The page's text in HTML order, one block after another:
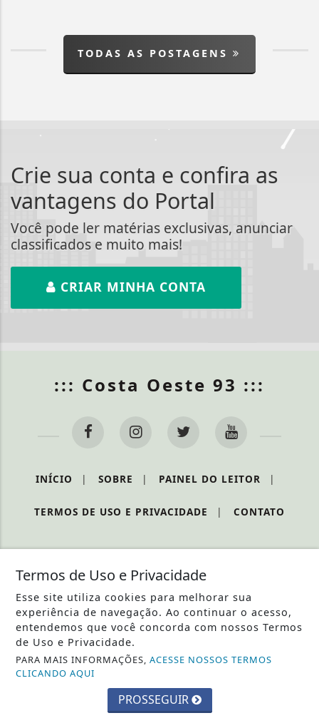
TODAS AS POSTAGENS
Crie sua conta e confira as
vantagens do Portal
Você pode ler matérias exclusivas, anunciar
classificados e muito mais!
CRIAR MINHA CONTA
::: Costa Oeste 93 :::
INÍCIO | SOBRE | PAINEL DO LEITOR |
TERMOS DE USO E PRIVACIDADE | CONTATO
COSTA OESTE 93 - TODOS OS DIREITOS RESERVADOS
Termos de Uso e Privacidade
Esse site utiliza cookies para melhorar sua
experiência de navegação. Ao continuar o acesso,
entendemos que você concorda com nossos Termos
de Uso e Privacidade.
PARA MAIS INFORMAÇÕES,ACESSE NOSSOS TERMOS
CLICANDO AQUI
PROSSEGUIR